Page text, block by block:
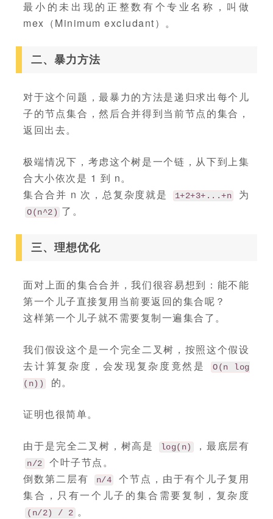
最小的未出现的正整数有个专业名称，叫做
mex（Minimum excludant）。
二、暴力方法
对于这个问题，最暴力的方法是递归求出每个儿
子的节点集合，然后合并得到当前节点的集合，
返回出去。
极端情况下，考虑这个树是一个链，从下到上集
合大小依次是 1 到 n。
集合合并 n 次，总复杂度就是
1+2+3+...+n 为
O(n^2) 了。
三、理想优化
面对上面的集合合并，我们很容易想到：能不能
第一个儿子直接复用当前要返回的集合呢？
这样第一个儿子就不需要复制一遍集合了。
我们假设这个是一个完全二叉树，按照这个假设
去计算复杂度，会发现复杂度竟然是
O(n log
(n))
的。
证明也很简单。
由于是完全二叉树，树高是 log(n) ，最底层有
n/2
个叶子节点。
倒数第二层有
n/4
个节点，由于有个儿子复用
集合，只有一个儿子的集合需要复制，复杂度
(n/2) / 2 。